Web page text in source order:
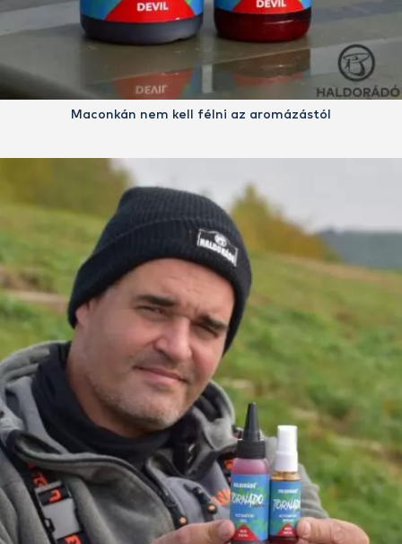
Maconkán nem kell félni az aromázástól